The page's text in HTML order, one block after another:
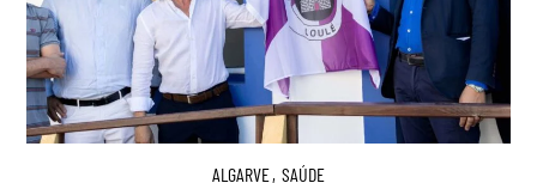
ALGARVE, SAÚDE